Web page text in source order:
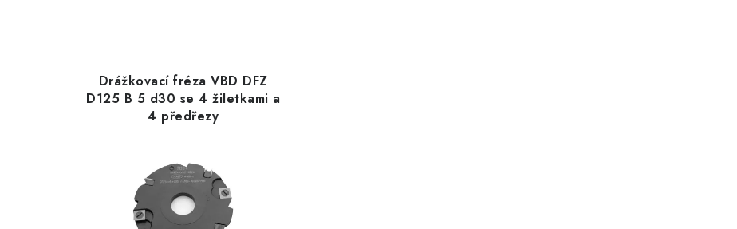
Drážkovací fréza VBD DFZ
D125 B 5 d30 se 4 žiletkami a
4 předřezy